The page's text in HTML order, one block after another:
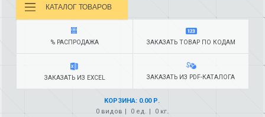
КАТАЛОГ ТОВАРОВ
% РАСПРОДАЖА ЗАКАЗАТЬ ТОВАР ПО КОДАМ
ЗАКАЗАТЬ ИЗ EXCEL ЗАКАЗАТЬ ИЗ PDF-КАТАЛОГА
КОРЗИНА: 0.00 Р.
0 видов
0 ед. 0 кг.